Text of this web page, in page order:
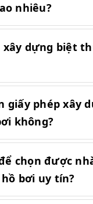
nhiêu?
xây dựng biệt
giấy phép xây
không?
chọn được
bơi uy tín?